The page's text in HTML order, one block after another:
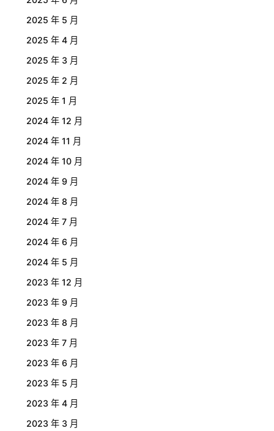
2025 年 5 月
2025 年 4 月
2025 年 3 月
2025 年 2 月
2025 年 1 月
2024 年 12 月
2024 年 11 月
2024 年 10 月
2024 年 9 月
2024 年 8 月
2024 年 7 月
2024 年 6 月
2024 年 5 月
2023 年 12 月
2023 年 9 月
2023 年 8 月
2023 年 7 月
2023 年 6 月
2023 年 5 月
2023 年 4 月
2023 年 3 月